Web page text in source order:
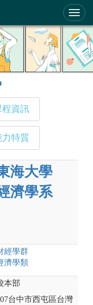
程資訊
力特質
海大學
濟學系
經學群
濟學類
本部
台中市西屯區台灣